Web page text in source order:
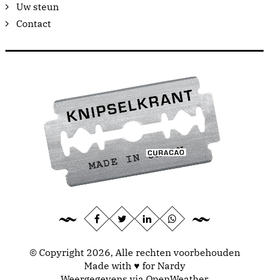
Uw steun
Contact
© Copyright 2026, Alle rechten voorbehouden
Made with ♥ for Nardy